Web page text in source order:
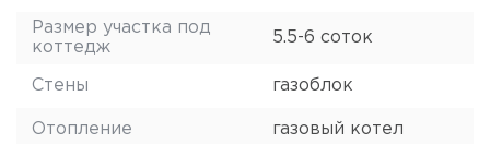
Размер участка под
коттедж
5.5-6 соток
Стены газоблок
Отопление газовый котел